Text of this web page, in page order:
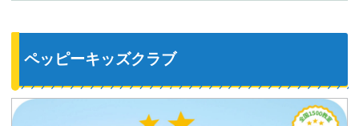
ペッピーキッズクラブ